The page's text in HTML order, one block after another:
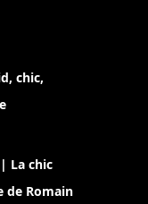
chic,
La chic
de Romain